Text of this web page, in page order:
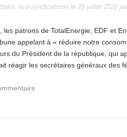
, eco-syndicalisme le 26 juillet 2022
les patrons de TotalEnergie, EDF et
appelant à « réduire notre
du Président de la république, qui
réagir les secrétaires généraux des